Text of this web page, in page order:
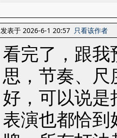
发表于 2026-6-1 20:57 只看该作者
看完了，跟
思，节奏、
好，可以说
表演也都恰到